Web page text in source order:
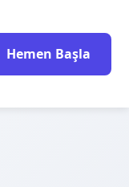
Hemen Başla